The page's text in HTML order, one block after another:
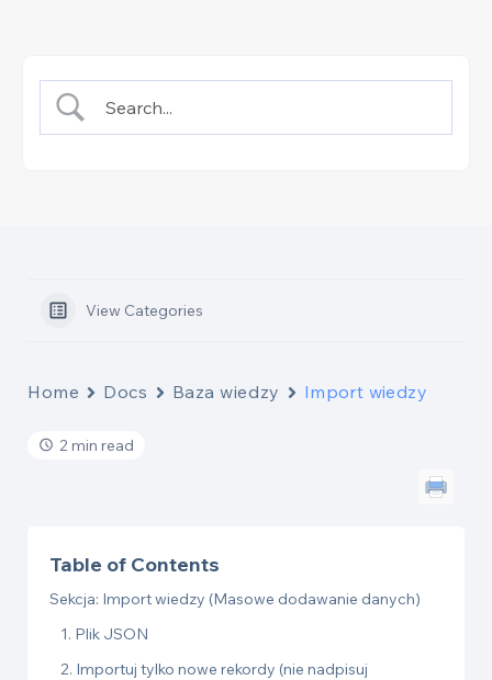
View Categories
Home Docs Baza wiedzy Import wiedzy
2 min read
Table of Contents
Sekcja: Import wiedzy (Masowe dodawanie danych)
1. Plik JSON
2. Importuj tylko nowe rekordy (nie nadpisuj